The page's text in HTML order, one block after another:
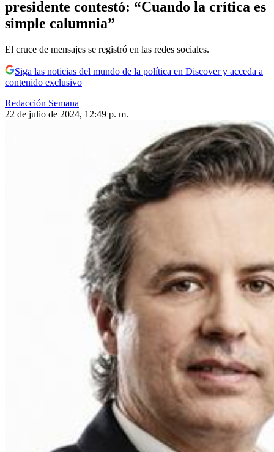
presidente contestó: “Cuando la crítica es
simple calumnia”
El cruce de mensajes se registró en las redes sociales.
Siga las noticias del mundo de la política en Discover y acceda a
contenido exclusivo
Redacción Semana
22 de julio de 2024, 12:49 p. m.